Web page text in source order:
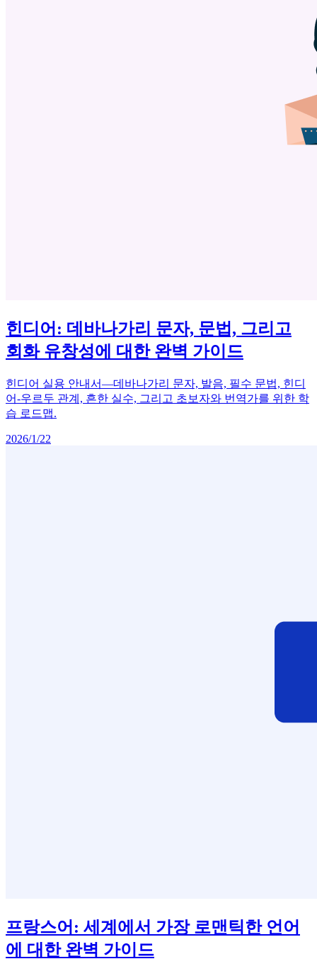
힌디어: 데바나가리 문자, 문법, 그리고
회화 유창성에 대한 완벽 가이드
힌디어 실용 안내서—데바나가리 문자, 발음, 필수 문법, 힌디
어-우르두 관계, 흔한 실수, 그리고 초보자와 번역가를 위한 학
습 로드맵.
2026/1/22
프랑스어: 세계에서 가장 로맨틱한 언어
에 대한 완벽 가이드